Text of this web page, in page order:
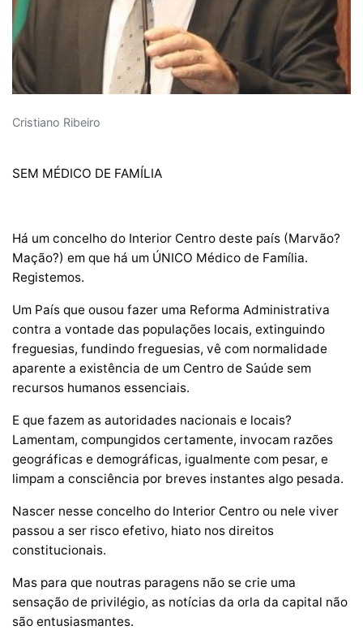
Cristiano Ribeiro
SEM MÉDICO DE FAMÍLIA
Há um concelho do Interior Centro deste país (Marvão?
Mação?) em que há um ÚNICO Médico de Família.
Registemos.
Um País que ousou fazer uma Reforma Administrativa
contra a vontade das populações locais, extinguindo
freguesias, fundindo freguesias, vê com normalidade
aparente a existência de um Centro de Saúde sem
recursos humanos essenciais.
E que fazem as autoridades nacionais e locais?
Lamentam, compungidos certamente, invocam razões
geográficas e demográficas, igualmente com pesar, e
limpam a consciência por breves instantes algo pesada.
Nascer nesse concelho do Interior Centro ou nele viver
passou a ser risco efetivo, hiato nos direitos
constitucionais.
Mas para que noutras paragens não se crie uma
sensação de privilégio, as notícias da orla da capital não
são entusiasmantes.